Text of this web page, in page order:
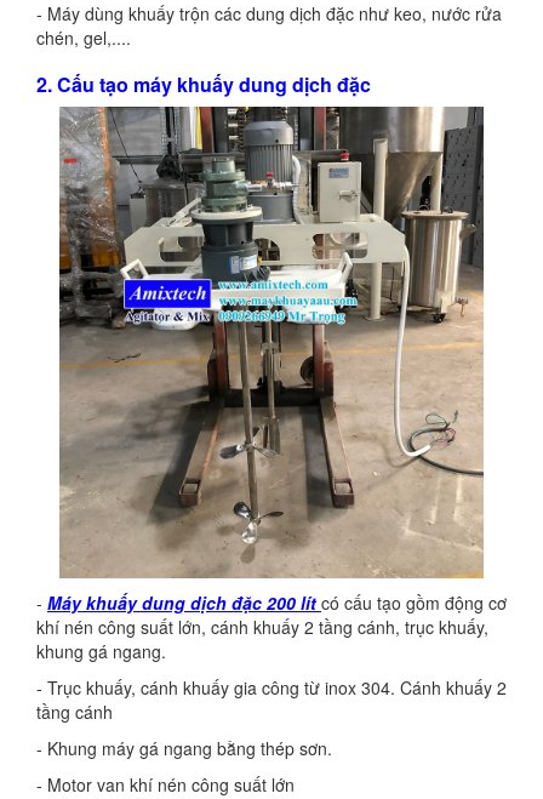
- Máy dùng khuấy trộn các dung dịch đặc như keo, nước rửa
chén, gel,....
2. Cấu tạo máy khuấy dung dịch đặc
- Máy khuấy dung dịch đặc 200 lít có cấu tạo gồm động cơ
khí nén công suất lớn, cánh khuấy 2 tầng cánh, trục khuấy,
khung gá ngang.
- Trục khuấy, cánh khuấy gia công từ inox 304. Cánh khuấy 2
tầng cánh
- Khung máy gá ngang bằng thép sơn.
- Motor van khí nén công suất lớn